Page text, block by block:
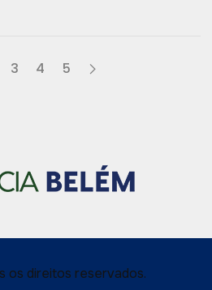
3 4 5
os direitos reservados.